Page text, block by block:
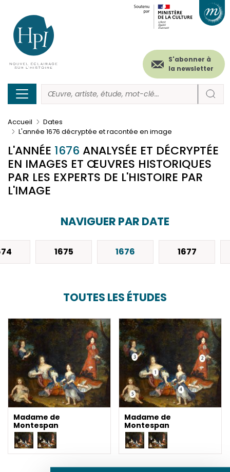
contenu
principal
Menu
secondaire
(header)
S'abonner à
la newsletter
Accueil
Dates
L'année 1676 décryptée et racontée en image
L'ANNÉE 1676 ANALYSÉE ET DÉCRYPTÉE
EN IMAGES ET ŒUVRES HISTORIQUES
PAR LES EXPERTS DE L'HISTOIRE PAR
L'IMAGE
NAVIGUER PAR DATE
1675 1676 1677
TOUTES LES ÉTUDES
Madame de
Montespan
Madame de
Montespan